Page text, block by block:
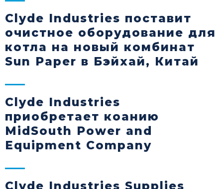
Clyde Industries поставит
очистное оборудование для
котла на новый комбинат
Sun Paper в Бэйхай, Китай
Clyde Industries
приобретает коанию
MidSouth Power and
Equipment Company
Clyde Industries Supplies